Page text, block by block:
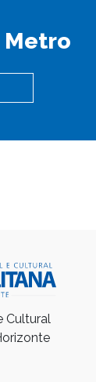
Metro
Cultural